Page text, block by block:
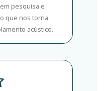
pesquisa e
que nos torna
acústico.